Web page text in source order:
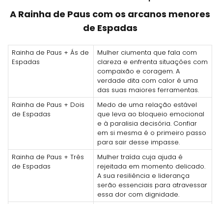
A Rainha de Paus com os arcanos menores
de Espadas
Rainha de Paus + Ás de
Espadas
Mulher ciumenta que fala com
clareza e enfrenta situações com
compaixão e coragem. A
verdade dita com calor é uma
das suas maiores ferramentas.
Rainha de Paus + Dois
de Espadas
Medo de uma relação estável
que leva ao bloqueio emocional
e à paralisia decisória. Confiar
em si mesma é o primeiro passo
para sair desse impasse.
Rainha de Paus + Três
de Espadas
Mulher traída cuja ajuda é
rejeitada em momento delicado.
A sua resiliência e liderança
serão essenciais para atravessar
essa dor com dignidade.